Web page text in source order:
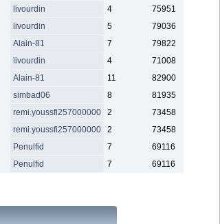
livourdin 4
75951
livourdin 5
79036
Alain-81 7
79822
livourdin 4
71008
Alain-81 11
82900
simbad06 8
81935
remi.youssfi257000000 2
73458
remi.youssfi257000000 2
73458
Penulfid 7
69116
Penulfid 7 69116